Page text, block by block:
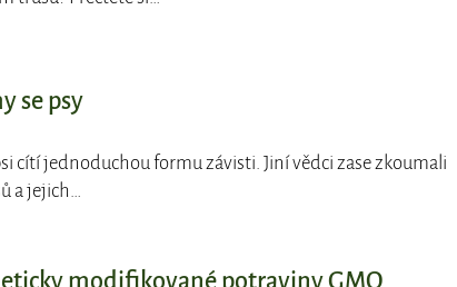
se psy
cítí jednoduchou formu závisti. Jiní vědci zase zkoumali
a jejich…
modifikované potraviny GMO